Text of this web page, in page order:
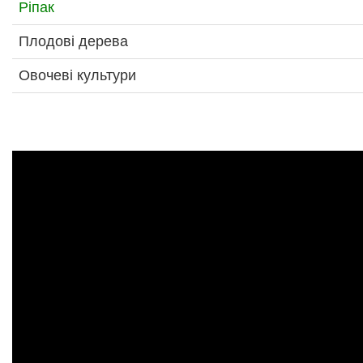
Ріпак
Плодові дерева
Овочеві культури